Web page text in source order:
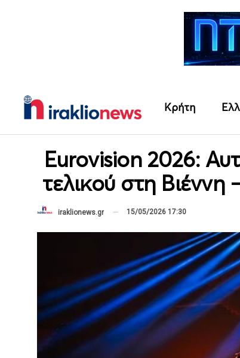
Κρήτη
Eurovision 2026:
τελικού στη
iraklionews.gr 15/05/2026 17:30